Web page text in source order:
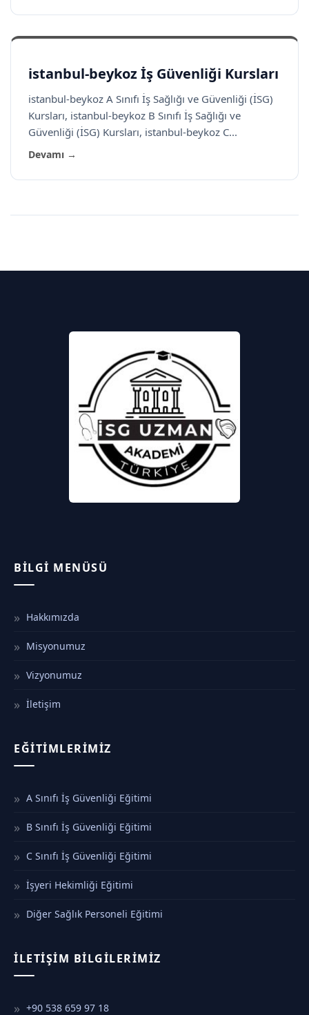
istanbul-beykoz İş Güvenliği Kursları
istanbul-beykoz A Sınıfı İş Sağlığı ve Güvenliği (İSG)
Kursları, istanbul-beykoz B Sınıfı İş Sağlığı ve
Güvenliği (İSG) Kursları, istanbul-beykoz C...
Devamı →
BILGI MENÜSÜ
Hakkımızda
Misyonumuz
Vizyonumuz
İletişim
EĞITIMLERIMIZ
A Sınıfı İş Güvenliği Eğitimi
B Sınıfı İş Güvenliği Eğitimi
C Sınıfı İş Güvenliği Eğitimi
İşyeri Hekimliği Eğitimi
Diğer Sağlık Personeli Eğitimi
İLETIŞIM BILGILERIMIZ
+90 538 659 97 18